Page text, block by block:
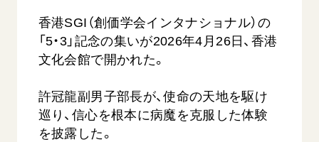
第3代会長・池田大作先生
教育本部の活動
図書贈呈
会長・理事長・各部長の紹介
沿革
入会について
関連団体
御書検索［新版］
創価学会総本部
墓地公園・納骨堂
聖教ブックストア
soka youth media
ご意見
ご利用にあたって
香港SGI（創価学会インタナショナル）の
「5・3」記念の集いが2026年4月26日、香港
文化会館で開かれた。
許冠龍副男子部長が、使命の天地を駆け
巡り、信心を根本に病魔を克服した体験
を披露した。